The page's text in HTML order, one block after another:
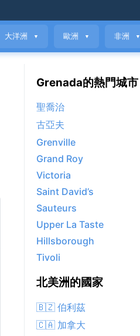
大洋洲 ▼ 歐洲 ▼ 非洲 ▼
Grenada的熱門城市
聖喬治
古亞夫
Grenville
Grand Roy
Victoria
Saint David’s
Sauteurs
Upper La Taste
Hillsborough
Tivoli
北美洲的國家
🇧🇿 伯利茲
🇨🇦 加拿大